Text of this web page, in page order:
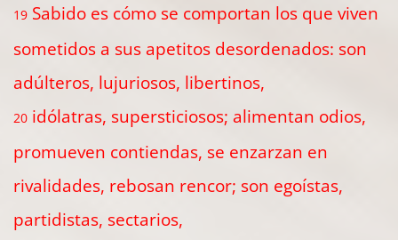
19 Sabido es cómo se comportan los que viven
sometidos a sus apetitos desordenados: son
adúlteros, lujuriosos, libertinos,
20 idólatras, supersticiosos; alimentan odios,
promueven contiendas, se enzarzan en
rivalidades, rebosan rencor; son egoístas,
partidistas, sectarios,